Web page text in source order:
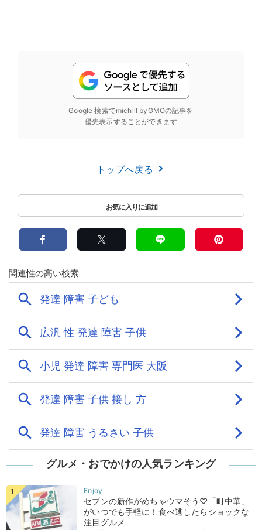
Google 検索でmichill byGMOの記事を
優先表示することができます
トップへ戻る
グルメ・おでかけの人気ランキング
セブンの新作がめちゃウマそう♡「町中華」
がいつでも手軽に！食べ逃したらショックな
注目グルメ